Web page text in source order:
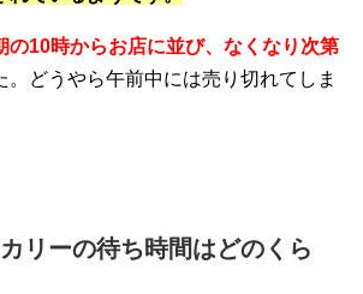
の10時からお店に並び、なくなり次第
。どうやら午前中には売り切れてしま
リーの待ち時間はどのくら